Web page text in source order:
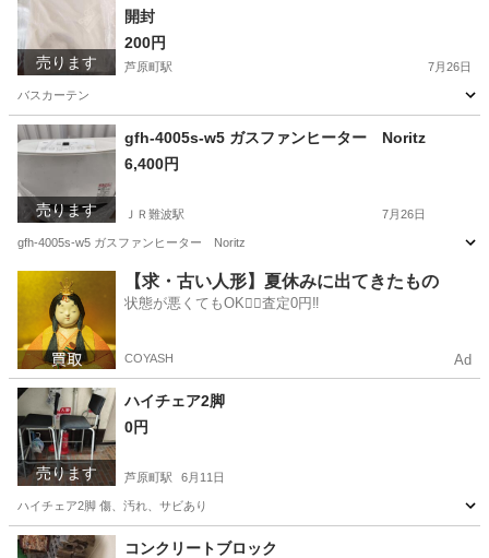
売ります
開封
200円
芦原町駅 7月26日
バスカーテン
大阪 大阪市 その他 ユニットバス
売ります
gfh-4005s-w5 ガスファンヒーター Noritz
6,400円
ＪＲ難波駅 7月26日
gfh-4005s-w5 ガスファンヒーター Noritz
ＪＲ難波駅 季節、空調家電
ガスファンヒーター
【求・古い人形】夏休みに出てきたもの
状態が悪くてもOK🙆‍♀️査定0円‼️
COYASH Ad
売ります
ハイチェア2脚
0円
芦原町駅 6月11日
ハイチェア2脚 傷、汚れ、サビあり
大阪 大阪市 芦原町駅 椅子
コンクリートブロック